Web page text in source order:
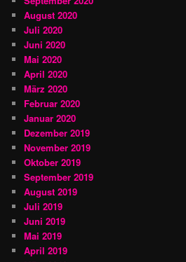
August 2020
Juli 2020
Juni 2020
Mai 2020
April 2020
März 2020
Februar 2020
Januar 2020
Dezember 2019
November 2019
Oktober 2019
September 2019
August 2019
Juli 2019
Juni 2019
Mai 2019
April 2019